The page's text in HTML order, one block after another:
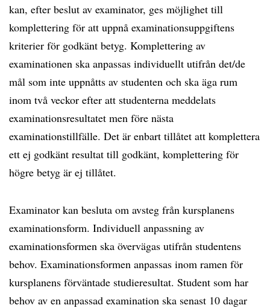
kan, efter beslut av examinator, ges möjlighet till
komplettering för att uppnå examinationsuppgiftens
kriterier för godkänt betyg. Komplettering av
examinationen ska anpassas individuellt utifrån det/de
mål som inte uppnåtts av studenten och ska äga rum
inom två veckor efter att studenterna meddelats
examinationsresultatet men före nästa
examinationstillfälle. Det är enbart tillåtet att komplettera
ett ej godkänt resultat till godkänt, komplettering för
högre betyg är ej tillåtet.
Examinator kan besluta om avsteg från kursplanens
examinationsform. Individuell anpassning av
examinationsformen ska övervägas utifrån studentens
behov. Examinationsformen anpassas inom ramen för
kursplanens förväntade studieresultat. Student som har
behov av en anpassad examination ska senast 10 dagar